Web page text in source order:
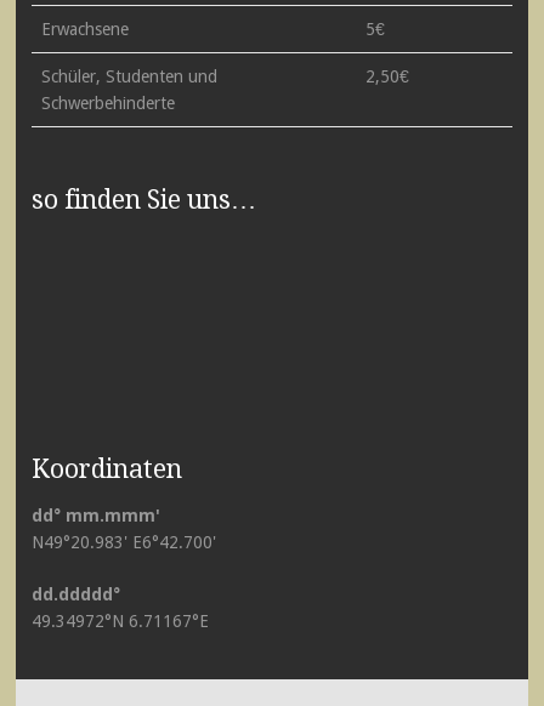
Erwachsene 5€
Schüler, Studenten und
Schwerbehinderte
2,50€
so finden Sie uns…
Koordinaten
dd° mm.mmm'
N49°20.983' E6°42.700'
dd.ddddd°
49.34972°N 6.71167°E